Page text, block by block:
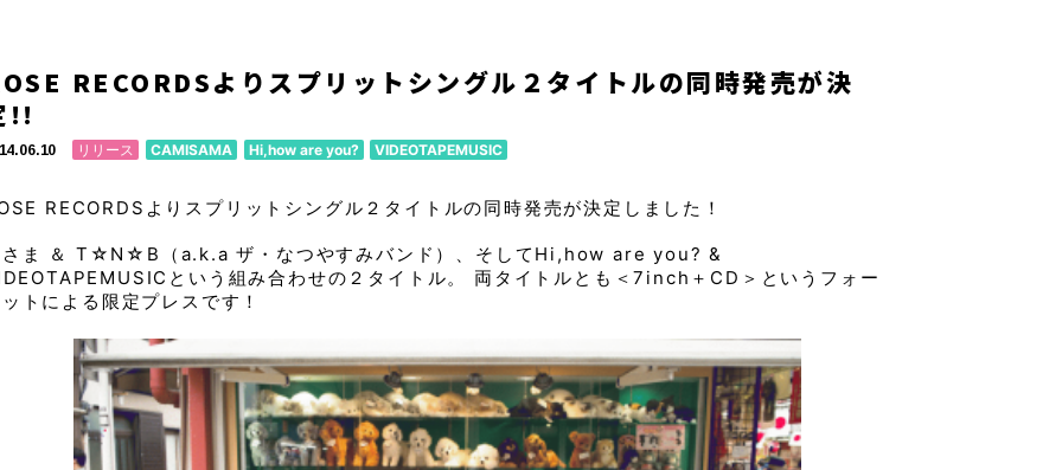
RECORDSよりスプリットシングル２タイトルの同時発売が決
!!
リリース CAMISAMA Hi,how are you? VIDEOTAPEMUSIC
RECORDSよりスプリットシングル２タイトルの同時発売が決定しました！
ま ＆ T☆N☆B（a.k.a ザ・なつやすみバンド）、そしてHi,how are you? &
という組み合わせの２タイトル。 両タイトルとも＜7inch＋CD＞というフォー
トによる限定プレスです！